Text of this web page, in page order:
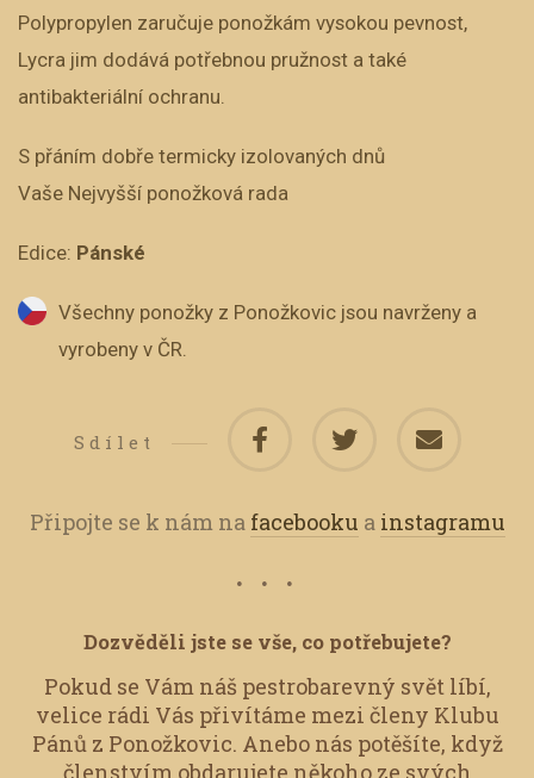
Polypropylen zaručuje ponožkám vysokou pevnost,
Lycra jim dodává potřebnou pružnost a také
antibakteriální ochranu.
S přáním dobře termicky izolovaných dnů
Vaše Nejvyšší ponožková rada
Edice: Pánské
Všechny ponožky z Ponožkovic jsou navrženy a
vyrobeny v ČR.
Sdílet
Připojte se k nám na facebooku a instagramu
Dozvěděli jste se vše, co potřebujete?
Pokud se Vám náš pestrobarevný svět líbí,
velice rádi Vás přivítáme mezi členy Klubu
Pánů z Ponožkovic. Anebo nás potěšíte, když